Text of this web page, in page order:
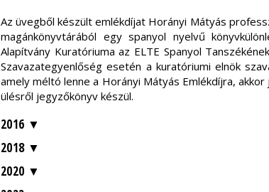
Az üvegből készült emlékdíjat Horányi Mátyás
magánkönyvtárából egy spanyol nyelvű
Alapítvány Kuratóriuma az ELTE Spanyol
Szavazategyenlőség esetén a kuratóriumi elnök
amely méltó lenne a Horányi Mátyás Emlékdíjra,
ülésről jegyzőkönyv készül.
2016
2018
2020